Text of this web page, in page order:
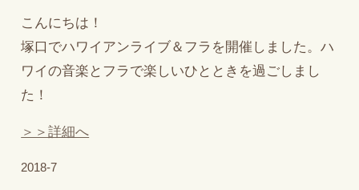
こんにちは！
塚口でハワイアンライブ＆フラを開催しました。ハ
ワイの音楽とフラで楽しいひとときを過ごしまし
た！
＞＞詳細へ
2018-7